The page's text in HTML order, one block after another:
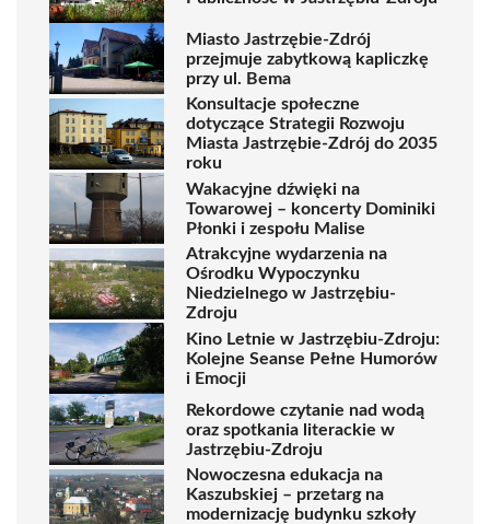
Miasto Jastrzębie-Zdrój
przejmuje zabytkową kapliczkę
przy ul. Bema
Konsultacje społeczne
dotyczące Strategii Rozwoju
Miasta Jastrzębie-Zdrój do 2035
roku
Wakacyjne dźwięki na
Towarowej – koncerty Dominiki
Płonki i zespołu Malise
Atrakcyjne wydarzenia na
Ośrodku Wypoczynku
Niedzielnego w Jastrzębiu-
Zdroju
Kino Letnie w Jastrzębiu-Zdroju:
Kolejne Seanse Pełne Humorów
i Emocji
Rekordowe czytanie nad wodą
oraz spotkania literackie w
Jastrzębiu-Zdroju
Nowoczesna edukacja na
Kaszubskiej – przetarg na
modernizację budynku szkoły